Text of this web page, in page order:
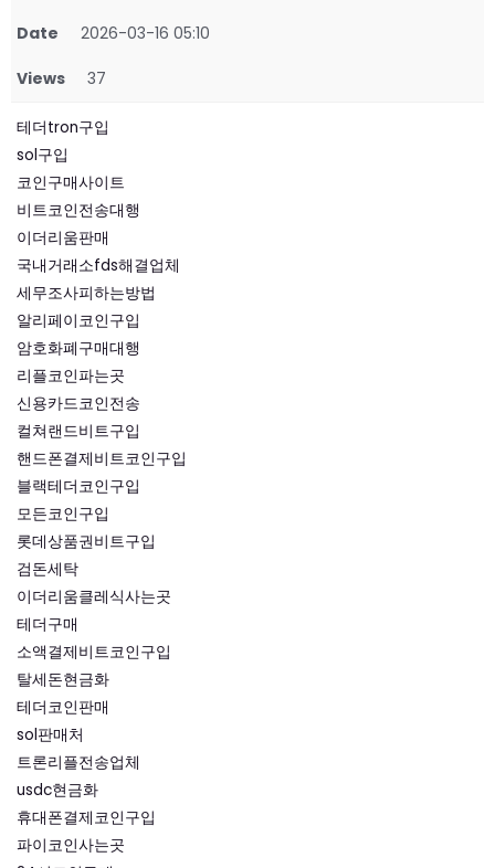
Date 2026-03-16 05:10
Views 37
테더tron구입
sol구입
코인구매사이트
비트코인전송대행
이더리움판매
국내거래소fds해결업체
세무조사피하는방법
알리페이코인구입
암호화폐구매대행
리플코인파는곳
신용카드코인전송
컬쳐랜드비트구입
핸드폰결제비트코인구입
블랙테더코인구입
모든코인구입
롯데상품권비트구입
검돈세탁
이더리움클레식사는곳
테더구매
소액결제비트코인구입
탈세돈현금화
테더코인판매
sol판매처
트론리플전송업체
usdc현금화
휴대폰결제코인구입
파이코인사는곳